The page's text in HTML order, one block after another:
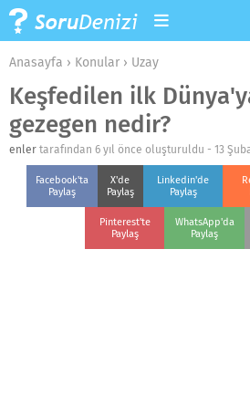
Anasayfa › Konular › Uzay
Keşfedilen ilk
gezegen nedir?
enler tarafından 6 yıl önce oluşturuldu - 13
Facebook'ta
Paylaş
X'de
Paylaş
Linkedin'de
Paylaş
Pinterest'te
Paylaş
WhatsApp'da
Paylaş